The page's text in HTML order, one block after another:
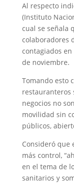
Al respecto
(Instituto
cual se señala
colaboradores
contagiados
de noviembre.
Tomando esto
restauranteros
negocios no
movilidad sin
públicos,
Consideró que
más control,
en el tema de
sanitarios y